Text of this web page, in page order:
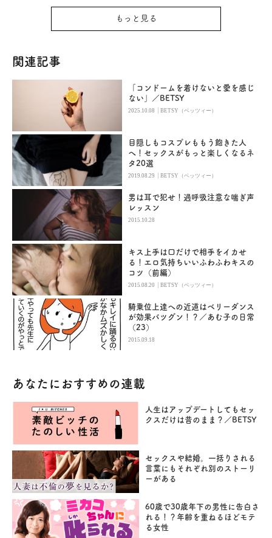
もっと見る
関連記事
「コンドームを着けないと愛を感じ
ない」／BETSY
2025.10.08 |BETSY（ベッツィー）
目隠しもコスプレももう飽きた人
へ！セックスがもっと楽しくなるネ
タ20選
2019.08.29 |BETSY（ベッツィー）
男は耳で犯せ！過呼吸注意な喘ぎ声
レッスン
2015.10.28
キス上手は口だけで相手をイカせ
る！エロ気持ちいいふわふわキスの
コツ（前編）
2015.08.20 |BETSY（ベッツィー）
騎乗位上達への近道はベリーダンス
が効果バツグン！？／あむ子の日常
（23）
2015.09.18
あなたにおすすめの連載
人生はアップデートしてもセッ
クスだけは昔のまま？／BETSY
セックスや結婚。一括りされる
言葉にもそれぞれ別のストーリ
ーがある
60歳で30歳年下の男性に告白さ
れる！？年齢を重ねるほどモテ
る女性